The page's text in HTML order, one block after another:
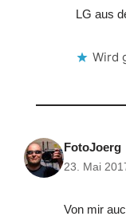
LG aus
Wird
FotoJoerg
23. Mai
Von mir